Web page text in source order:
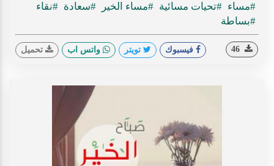
#مساء #تحيات مسائية #مساء الخير #سعادة #نقاء
#بساطة
فيسبوك تويتر واتس اب تحميل